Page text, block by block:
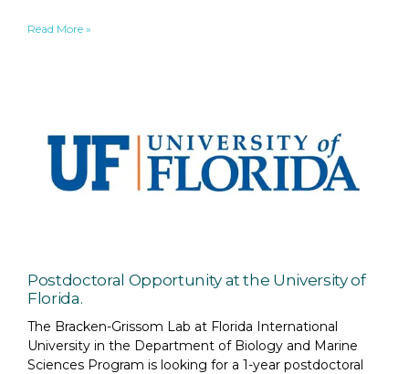
Read More »
Postdoctoral Opportunity at the University of
Florida.
The Bracken-Grissom Lab at Florida International
University in the Department of Biology and Marine
Sciences Program is looking for a 1-year postdoctoral